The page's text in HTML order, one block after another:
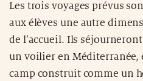
Les trois voyages prévus
aux élèves une autre
de l’accueil. Ils
un voilier en Méditerranée,
camp construit comme un